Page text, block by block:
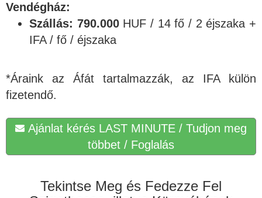
Vendégház:
Szállás: 790.000HUF / 14 fő / 2 éjszaka +
IFA / fő / éjszaka
*Áraink az Áfát tartalmazzák, az IFA külön
fizetendő.
Ajánlat kérés LAST MINUTE / Tudjon meg
többet / Foglalás
Tekintse Meg és Fedezze Fel